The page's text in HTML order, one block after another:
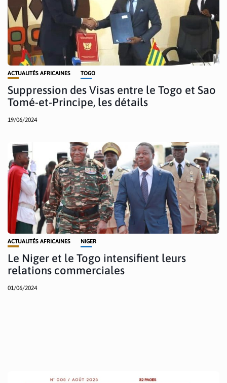
ACTUALITÉS AFRICAINES TOGO
Suppression des Visas entre le Togo et Sao
Tomé-et-Principe, les détails
19/06/2024
ACTUALITÉS AFRICAINES NIGER
Le Niger et le Togo intensifient leurs
relations commerciales
01/06/2024